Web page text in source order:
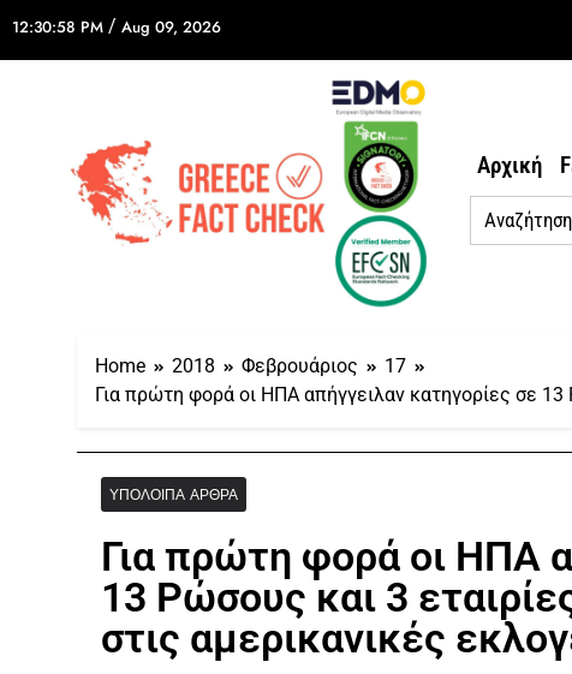
12:30:58 PM / Aug 09, 2026
Αρχική
Home 2018 Φεβρουάριος
17
Για πρώτη φορά οι ΗΠΑ απήγγειλαν κατηγορίες σε 13
ΥΠΌΛΟΙΠΑ ΆΡΘΡΑ
Για πρώτη φορά οι ΗΠΑ
13 Ρώσους και 3
στις αμερικανικές